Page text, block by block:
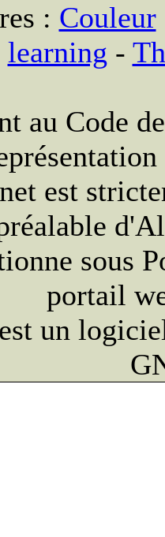
: Couleur
learning -
au Code
est
sous
portail
un